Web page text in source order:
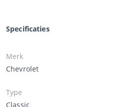
Specificaties
Merk
Chevrolet
Type
Classic